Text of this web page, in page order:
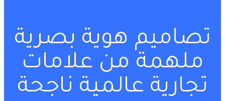
تصاميم هوية بصرية
ملهمة من علامات
تجارية عالمية ناجحة